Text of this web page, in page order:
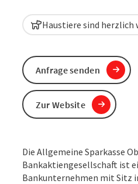
Haustiere sind
Die Allgemeine Sparkasse
Bankaktiengesellschaft ist
Bankunternehmen mit Sitz
Anfrage senden
Zur Website